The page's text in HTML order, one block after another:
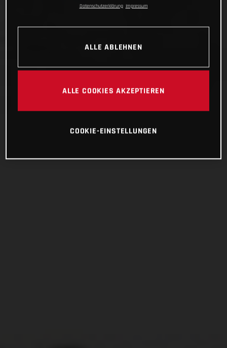
Datenschutzerklärung Impressum
ALLE ABLEHNEN
ALLE COOKIES AKZEPTIEREN
COOKIE-EINSTELLUNGEN